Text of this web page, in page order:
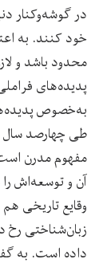
در گوشه‌‌‌وکنار
خود کنند. به
محدود باشد و
پدیده‌‌های
به‌خصوص
طی چهارصد سال
مفهوم مدرن
آن و توسعه‌‌اش
وقایع تاریخی
زبان‌شناختی رخ